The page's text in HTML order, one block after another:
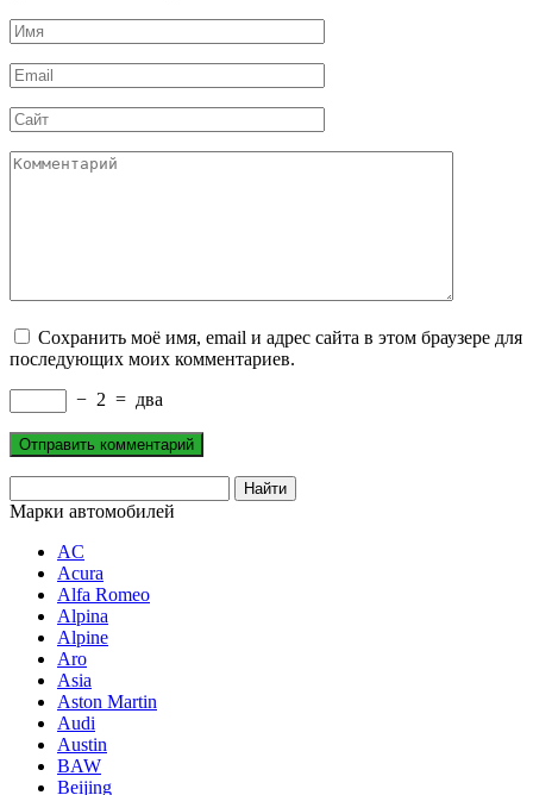
Имя
*
Email
*
Сайт
Комментарий
Сохранить моё имя, email и адрес сайта в этом браузере для
последующих моих комментариев.
− 2 = два
Марки автомобилей
AC
Acura
Alfa Romeo
Alpina
Alpine
Aro
Asia
Aston Martin
Audi
Austin
BAW
Beijing